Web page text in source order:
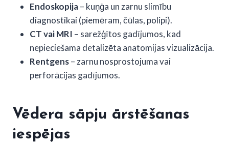
Endoskopija– kuņģa un zarnu slimību
diagnostikai (piemēram, čūlas, polipi).
CT vai MRI – sarežģītos gadījumos, kad
nepieciešama detalizēta anatomijas vizualizācija.
Rentgens– zarnu nosprostojuma vai
perforācijas gadījumos.
Vēdera sāpju ārstēšanas
iespējas